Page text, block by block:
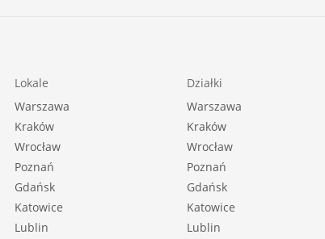
Lokale
Warszawa
Kraków
Wrocław
Poznań
Gdańsk
Katowice
Lublin
Działki
Warszawa
Kraków
Wrocław
Poznań
Gdańsk
Katowice
Lublin